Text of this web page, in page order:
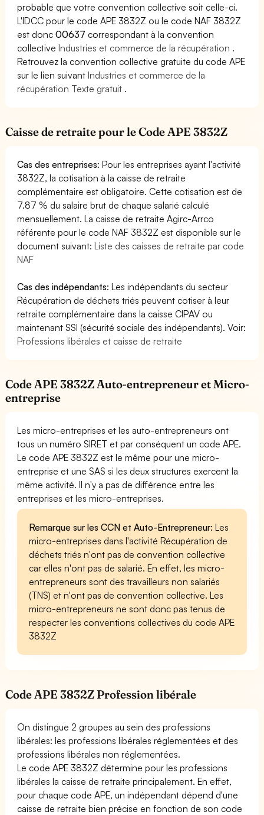
probable que votre convention collective soit celle-ci.
L'IDCC pour le code APE 3832Z ou le code NAF 3832Z
est donc00637 correspondant à la convention
collectiveIndustries et commerce de la récupération .
Retrouvez la convention collective gratuite du code APE
sur le lien suivantIndustries et commerce de la
récupération Texte gratuit .
Caisse de retraite pour le Code APE 3832Z
Cas des entreprises: Pour les entreprises ayant l'activité
3832Z, la cotisation à la caisse de retraite
complémentaire est obligatoire. Cette cotisation est de
7.87 % du salaire brut de chaque salarié calculé
mensuellement. La caisse de retraite Agirc-Arrco
référente pour le code NAF 3832Z est disponible sur le
document suivant:Liste des caisses de retraite par code
NAF
Cas des indépendants: Les indépendants du secteur
Récupération de déchets triés peuvent cotiser à leur
retraite complémentaire dans la caisse CIPAV ou
maintenant SSI (sécurité sociale des indépendants). Voir:
Professions libérales et caisse de retraite
Code APE 3832Z Auto-entrepreneur et Micro-
entreprise
Les micro-entreprises et les auto-entrepreneurs ont
tous un numéro SIRET et par conséquent un code APE.
Le code APE 3832Z est le même pour une micro-
entreprise et une SAS si les deux structures exercent la
même activité. Il n'y a pas de différence entre les
entreprises et les micro-entreprises.
Remarque sur les CCN et Auto-Entrepreneur: Les
micro-entreprises dans l'activité Récupération de
déchets triés n'ont pas de convention collective
car elles n'ont pas de salarié. En effet, les micro-
entrepreneurs sont des travailleurs non salariés
(TNS) et n'ont pas de convention collective. Les
micro-entrepreneurs ne sont donc pas tenus de
respecter les conventions collectives du code APE
3832Z
Code APE 3832Z Profession libérale
On distingue 2 groupes au sein des professions
libérales: les professions libérales réglementées et des
professions libérales non réglementées.
Le code APE 3832Z détermine pour les professions
libérales la caisse de retraite principalement. En effet,
pour chaque code APE, un indépendant dépend d'une
caisse de retraite bien précise en fonction de son code